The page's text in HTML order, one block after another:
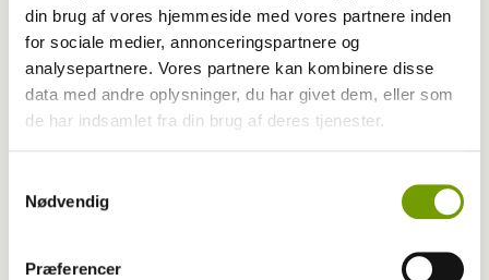
din brug af vores hjemmeside med vores partnere inden
for sociale medier, annonceringspartnere og
analysepartnere. Vores partnere kan kombinere disse
data med andre oplysninger, du har givet dem, eller som
de har indsamlet fra din brug af deres tjenester.
Nødvendig
Præferencer
Kontakt Rinnie Mathilde Ilsøe van Oosterhout